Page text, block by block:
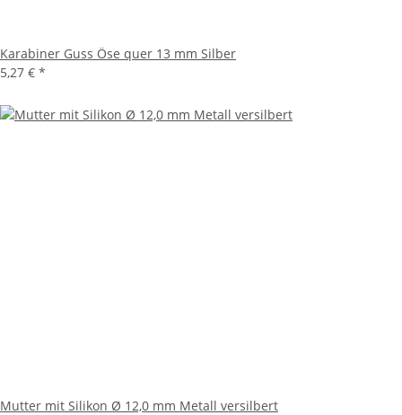
Karabiner Guss Öse quer 13 mm Silber
5,27 € *
Mutter mit Silikon Ø 12,0 mm Metall versilbert